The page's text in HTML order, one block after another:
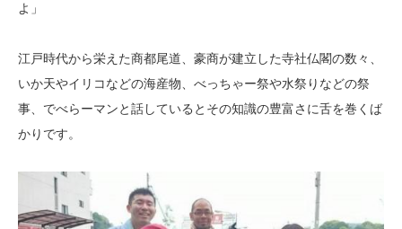
よ」
江戸時代から栄えた商都尾道、豪商が建立した寺社仏閣の数々、
いか天やイリコなどの海産物、べっちゃー祭や水祭りなどの祭
事、でべらーマンと話しているとその知識の豊富さに舌を巻くば
かりです。